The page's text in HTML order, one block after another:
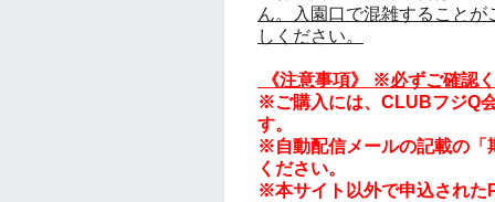
ん。入園口で混雑すること
しください。
《注意事項》
※必ずご確認
※ご購入には、CLUBフジQ
す。
※自動配信メールの記載の「
ください。
※本サイト以外で申込された